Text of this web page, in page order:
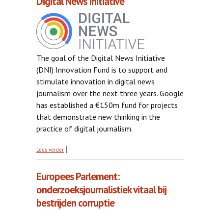
The goal of the Digital News Initiative
(DNI) Innovation Fund is to support and
stimulate innovation in digital news
journalism over the next three years. Google
has established a €150m fund for projects
that demonstrate new thinking in the
practice of digital journalism.
Lees verder over Digital News Initiative
Europees Parlement:
onderzoeksjournalistiek vitaal bij
bestrijden corruptie